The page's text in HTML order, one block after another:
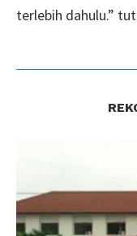
terlebih dahulu.”